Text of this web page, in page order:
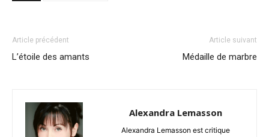
Article précédent
L’étoile des amants
Article suivant
Médaille de marbre
Alexandra Lemasson
Alexandra Lemasson est critique